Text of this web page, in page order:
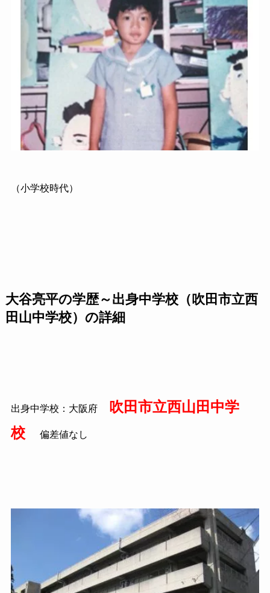
（小学校時代）
大谷亮平の学歴～出身中学校（吹田市立西
田山中学校）の詳細
出身中学校：大阪府
吹田市立西山田中学
校
偏差値なし